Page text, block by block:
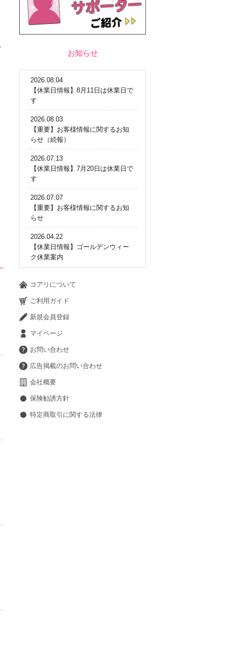
お知らせ
2026.08.04
【休業日情報】8月11日は休業日で
す
2026.08.03
【重要】お客様情報に関するお知
らせ（続報）
2026.07.13
【休業日情報】7月20日は休業日で
す
2026.07.07
【重要】お客様情報に関するお知
らせ
2026.04.22
【休業日情報】ゴールデンウィー
ク休業案内
コアリについて
ご利用ガイド
新規会員登録
マイページ
お問い合わせ
広告掲載のお問い合わせ
会社概要
保険勧誘方針
特定商取引に関する法律